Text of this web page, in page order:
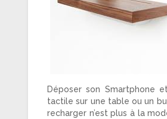
Déposer son Smartphone
tactile sur une table ou un
recharger n’est plus à la